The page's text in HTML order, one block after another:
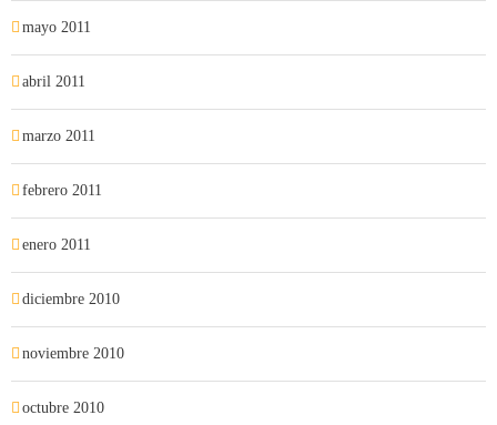
mayo 2011
abril 2011
marzo 2011
febrero 2011
enero 2011
diciembre 2010
noviembre 2010
octubre 2010